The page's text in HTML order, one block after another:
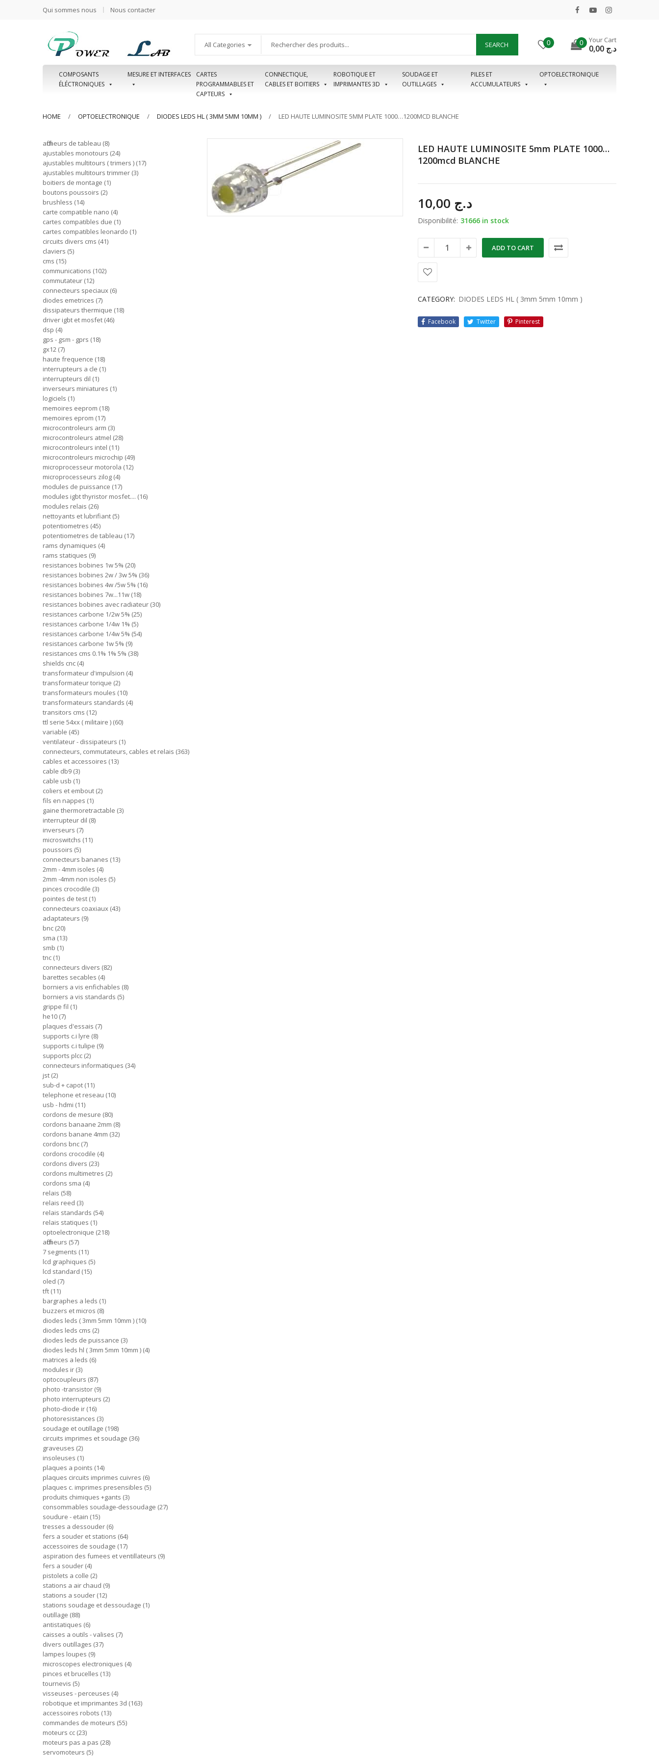
Qui sommes nous Nous contacter
All Categories SEARCH 0 0 Your Cart
د.ج
COMPOSANTS
ÉLÉCTRONIQUES
MESURE ET INTERFACES
CARTES
PROGRAMMABLES ET
CAPTEURS
CONNECTIQUE,
CABLES ET BOITIERS
ROBOTIQUE ET
IMPRIMANTES 3D
SOUDAGE ET
OUTILLAGES
PILES ET
ACCUMULATEURS
OPTOELECTRONIQUE
HOME OPTOELECTRONIQUE DIODES LEDS HL ( 3MM 5MM 10MM ) LED HAUTE LUMINOSITE 5MM PLATE 1000…1200MCD BLANCHE
LED HAUTE LUMINOSITE 5mm PLATE 1000…
1200mcd BLANCHE
د.ج
Disponibilité: 31666 in stock
ADD TO CART
CATEGORY: DIODES LEDS HL ( 3mm 5mm 10mm )
Facebook Twitter Pinterest
afficheurs de tableau 8
ajustables monotours 24
ajustables multitours ( trimers ) 17
ajustables multitours trimmer 3
boitiers de montage 1
boutons poussoirs 2
brushless 14
carte compatible nano 4
cartes compatibles due 1
cartes compatibles leonardo 1
circuits divers cms 41
claviers 5
cms 15
communications 102
commutateur 12
connecteurs speciaux 6
diodes emetrices 7
dissipateurs thermique 18
driver igbt et mosfet 46
dsp 4
gps - gsm - gprs 18
gx12 7
haute frequence 18
interrupteurs a cle 1
interrupteurs dil 1
inverseurs miniatures 1
logiciels 1
memoires eeprom 18
memoires eprom 17
microcontroleurs arm 3
microcontroleurs atmel 28
microcontroleurs intel 11
microcontroleurs microchip 49
microprocesseur motorola 12
microprocesseurs zilog 4
modules de puissance 17
modules igbt thyristor mosfet.... 16
modules relais 26
nettoyants et lubrifiant 5
potentiometres 45
potentiometres de tableau 17
rams dynamiques 4
rams statiques 9
resistances bobines 1w 5% 20
resistances bobines 2w / 3w 5% 36
resistances bobines 4w /5w 5% 16
resistances bobines 7w...11w 18
resistances bobines avec radiateur 30
resistances carbone 1/2w 5% 25
resistances carbone 1/4w 1% 5
resistances carbone 1/4w 5% 54
resistances carbone 1w 5% 9
resistances cms 0.1% 1% 5% 38
shields cnc 4
transformateur d'impulsion 4
transformateur torique 2
transformateurs moules 10
transformateurs standards 4
transitors cms 12
ttl serie 54xx ( militaire ) 60
variable 45
ventilateur - dissipateurs 1
connecteurs, commutateurs, cables et relais 363
cables et accessoires 13
cable db9 3
cable usb 1
coliers et embout 2
fils en nappes 1
gaine thermoretractable 3
interrupteur dil 8
inverseurs 7
microswitchs 11
poussoirs 5
connecteurs bananes 13
2mm - 4mm isoles 4
2mm -4mm non isoles 5
pinces crocodile 3
pointes de test 1
connecteurs coaxiaux 43
adaptateurs 9
bnc 20
sma 13
smb 1
tnc 1
connecteurs divers 82
barettes secables 4
borniers a vis enfichables 8
borniers a vis standards 5
grippe fil 1
he10 7
plaques d'essais 7
supports c.i lyre 8
supports c.i tulipe 9
supports plcc 2
connecteurs informatiques 34
jst 2
sub-d + capot 11
telephone et reseau 10
usb - hdmi 11
cordons de mesure 80
cordons banaane 2mm 8
cordons banane 4mm 32
cordons bnc 7
cordons crocodile 4
cordons divers 23
cordons multimetres 2
cordons sma 4
relais 58
relais reed 3
relais standards 54
relais statiques 1
optoelectronique 218
afficheurs 57
7 segments 11
lcd graphiques 5
lcd standard 15
oled 7
tft 11
bargraphes a leds 1
buzzers et micros 8
diodes leds ( 3mm 5mm 10mm ) 10
diodes leds cms 2
diodes leds de puissance 3
diodes leds hl ( 3mm 5mm 10mm ) 4
matrices a leds 6
modules ir 3
optocoupleurs 87
photo -transistor 9
photo interrupteurs 2
photo-diode ir 16
photoresistances 3
soudage et outillage 198
circuits imprimes et soudage 36
graveuses 2
insoleuses 1
plaques a points 14
plaques circuits imprimes cuivres 6
plaques c. imprimes presensibles 5
produits chimiques +gants 3
consommables soudage-dessoudage 27
soudure - etain 15
tresses a dessouder 6
fers a souder et stations 64
accessoires de soudage 17
aspiration des fumees et ventillateurs 9
fers a souder 4
pistolets a colle 2
stations a air chaud 9
stations a souder 12
stations soudage et dessoudage 1
outillage 88
antistatiques 6
caisses a outils - valises 7
divers outillages 37
lampes loupes 9
microscopes electroniques 4
pinces et brucelles 13
tournevis 5
visseuses - perceuses 4
robotique et imprimantes 3d 163
accessoires robots 13
commandes de moteurs 55
moteurs cc 23
moteurs pas a pas 28
servomoteurs 5